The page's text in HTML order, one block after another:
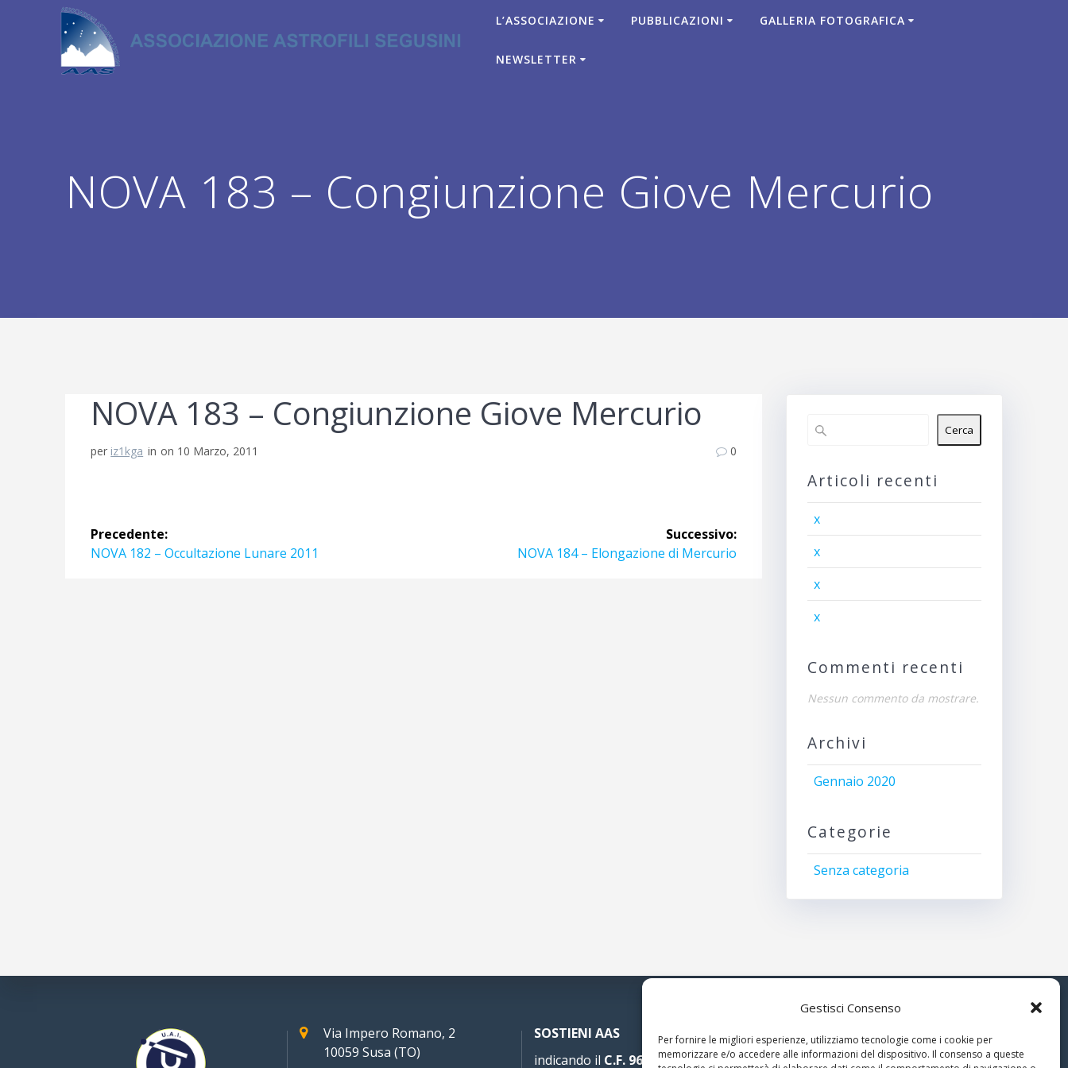
Gestisci Consenso
Per fornire le migliori esperienze, utilizziamo tecnologie come i cookie per
memorizzare e/o accedere alle informazioni del dispositivo. Il consenso a queste
L’ASSOCIAZIONE PUBBLICAZIONI GALLERIA FOTOGRAFICA
NEWSLETTER
NOVA 183 – Congiunzione Giove Mercurio
NOVA 183 – Congiunzione Giove Mercurio
per iz1kga in on 10 Marzo, 2011 0
Navigazione
articoli
Precedente:
Articolo
NOVA 182 – Occultazione Lunare 2011
Successivo:
Articolo
NOVA 184 – Elongazione di Mercurio
Cerca
Articoli recenti
x
x
x
x
Commenti recenti
Nessun commento da mostrare.
Archivi
Gennaio 2020
Categorie
Senza categoria
Via Impero Romano, 2
10059 Susa (TO)
SOSTIENI AAS
indicando il C.F. 96020930010nella
© 2026 Associazione Astrofili
Segusini